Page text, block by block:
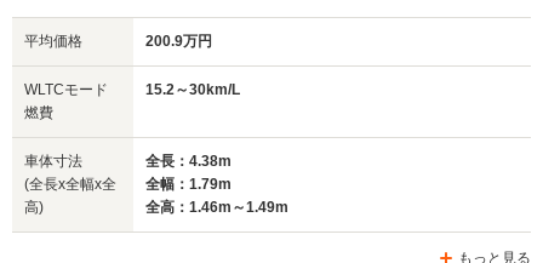
駆動方式
平均価格 200.9万円
WLTCモード
燃費
15.2～30km/L
車体寸法
(全長x全幅x全
高)
全長：4.38m
全幅：1.79m
全高：1.46m～1.49m
もっと見る